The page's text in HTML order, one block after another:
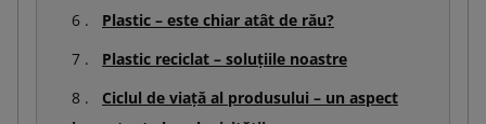
Plastic – este chiar atât de rău?
Plastic reciclat – soluțiile noastre
Ciclul de viață al produsului – un aspect